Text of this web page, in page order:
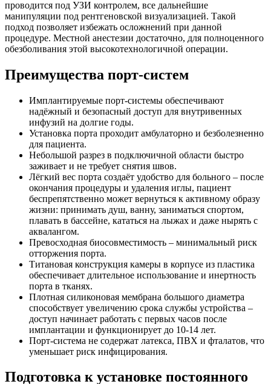
проводится под УЗИ контролем, все дальнейшие
манипуляции под рентгеновской визуализацией. Такой
подход позволяет избежать осложнений при данной
процедуре. Местной анестезии достаточно, для полноценного
обезболивания этой высокотехнологичной операции.
Преимущества порт-систем
Имплантируемые порт-системы обеспечивают
надёжный и безопасный доступ для внутривенных
инфузий на долгие годы.
Установка порта проходит амбулаторно и безболезненно
для пациента.
Небольшой разрез в подключичной области быстро
заживает и не требует снятия швов.
Лёгкий вес порта создаёт удобство для больного – после
окончания процедуры и удаления иглы, пациент
беспрепятственно может вернуться к активному образу
жизни: принимать душ, ванну, заниматься спортом,
плавать в бассейне, кататься на лыжах и даже нырять с
аквалангом.
Превосходная биосовместимость – минимальный риск
отторжения порта.
Титановая конструкция камеры в корпусе из пластика
обеспечивает длительное использование и инертность
порта в тканях.
Плотная силиконовая мембрана большого диаметра
способствует увеличению срока службы устройства –
доступ начинает работать с первых часов после
имплантации и функционирует до 10-14 лет.
Порт-система не содержат латекса, ПВХ и фталатов, что
уменьшает риск инфицирования.
Подготовка к установке постоянного